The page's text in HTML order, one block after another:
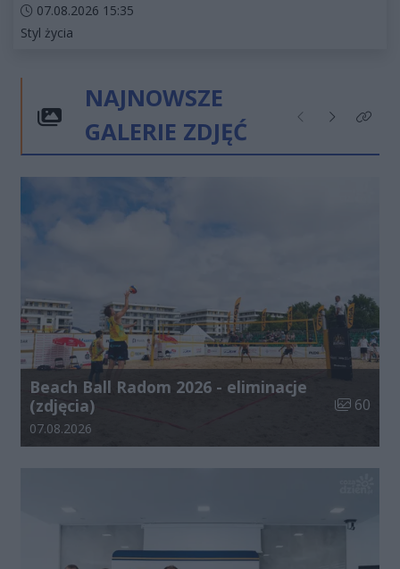
Data dodania artykułu:
07.08.2026 15:35
Kategorie artykułu:
Styl życia
NAJNOWSZE
GALERIE ZDJĘĆ
Poprzednie
NastępneKliknij
Beach Ball Radom 2026 - eliminacje
(zdjęcia)
Liczba
60
Data dodania galerii:
07.08.2026